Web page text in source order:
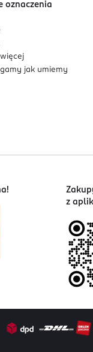
oznaczenia
jak umiemy
z